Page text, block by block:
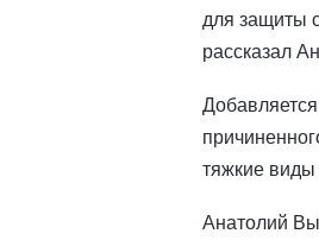
для защиты
рассказал
тяжкие виды
Анатолий